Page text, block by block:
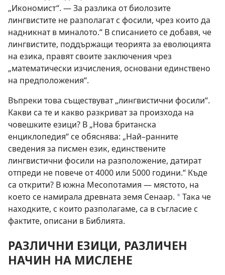
„Икономист“. — За разлика от биолозите
лингвистите не разполагат с фосили, чрез които да
надникнат в миналото.“ В списанието се добавя, че
лингвистите, поддържащи теорията за еволюцията
на езика, правят своите заключения чрез
„математически изчисления, основани единствено
на предположения“.
Въпреки това съществуват „лингвистични фосили“.
Какви са те и какво разкриват за произхода на
човешките езици? В „Нова британска
енциклопедия“ се обяснява: „Най–ранните
сведения за писмен език, единствените
лингвистични фосили на разположение, датират
отпреди не повече от 4000 или 5000 години.“ Къде
са открити? В южна Месопотамия — мястото, на
което се намирала древната земя Сенаар. *Така че
находките, с които разполагаме, са в съгласие с
фактите, описани в Библията.
РАЗЛИЧНИ ЕЗИЦИ, РАЗЛИЧЕН
НАЧИН НА МИСЛЕНЕ